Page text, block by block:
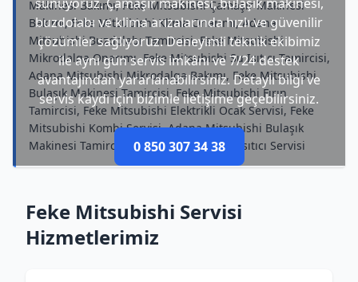
buzdolabı ve klima arızalarında hızlı ve güvenilir
çözümler sağlıyoruz. Deneyimli teknik ekibimiz
ile aynı gün servis imkânı ve 7/24 destek
avantajından yararlanabilirsiniz. Detaylı bilgi ve
servis kaydı için bizimle iletişime geçebilirsiniz.
0 850 307 34 38
Makinesi Bakımı, Feke Mitsubishi Çamaşır Makinesi
Bakımı, Feke Mitsubishi Klima Onarımı, Adana
Mitsubishi Buzdolabı Tamircisi, Feke Mitsubishi
Mikrodalga Onarımı, Feke Mitsubishi Su Isıtıcı Tamircisi,
Adana Mitsubishi Mikrodalga Bakımı, Feke Mitsubishi
Bulaşık Makinesi Tamircisi, Feke Mitsubishi Fırın
Tamircisi, Feke Mitsubishi Elektrikli Ocak Servisi, Feke
Mitsubishi Kombi Servisi, Adana Mitsubishi Bulaşık
Makinesi Tamircisi, Feke Mitsubishi Su Isıtıcı Servisi
Feke Mitsubishi Servisi
Hizmetlerimiz